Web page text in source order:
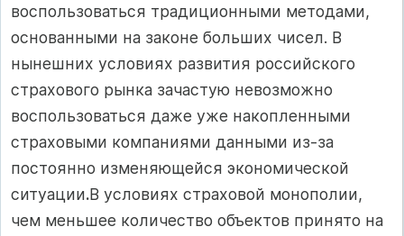
воспользоваться традиционными методами,
основанными на законе больших чисел. В
нынешних условиях развития российского
страхового рынка зачастую невозможно
воспользоваться даже уже накопленными
страховыми компаниями данными из-за
постоянно изменяющейся экономической
ситуации.В условиях страховой монополии,
чем меньшее количество объектов принято на